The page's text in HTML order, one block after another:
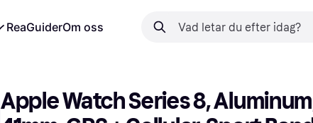
ReaGuiderOm oss
Apple Watch Series 8,